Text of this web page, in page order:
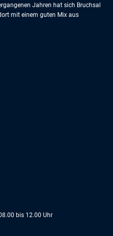
Jahren hat sich Bruchsal
mit einem guten Mix aus
bis 12.00 Uhr